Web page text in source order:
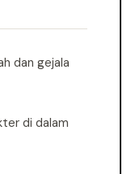
dan gejala
di dalam